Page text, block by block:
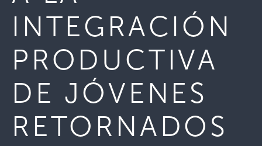
INTEGRACIÓN
PRODUCTIVA
DE JÓVENES
RETORNADOS